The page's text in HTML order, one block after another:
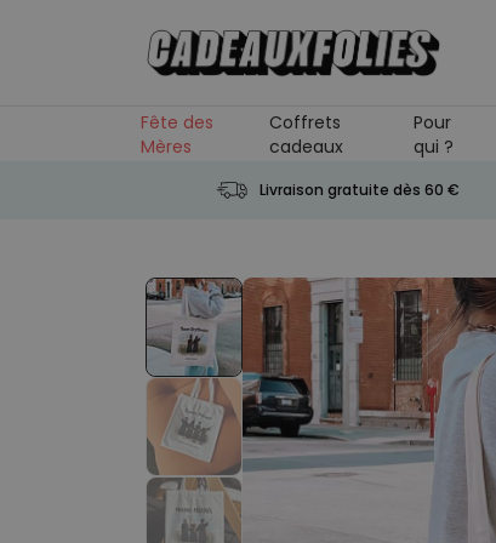
Fête des
Mères
Coffrets
cadeaux
Pour
qui ?
Livraison gratuite dès 60 €